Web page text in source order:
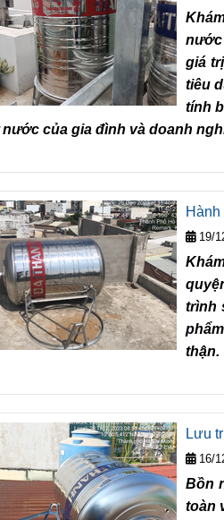
nước
giá
tiêu
tính
của gia đình và doanh
19/
trình
thận.
Lưu
16/
Bồn
toàn